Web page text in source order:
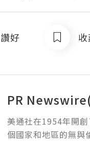
好
PR
美通社在1954年開
個國家和地區的無與